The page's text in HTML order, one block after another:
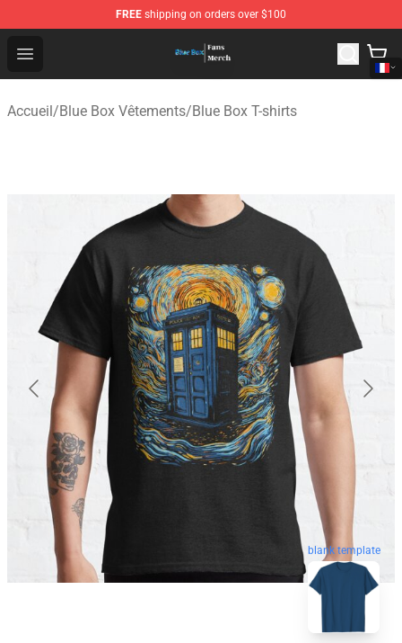
FREE shipping on orders over $100
Open menu
Blue Box Store - Official Blue Box Merchandise Shop
Accueil/Blue Box Vêtements/Blue Box T-shirts
blank template